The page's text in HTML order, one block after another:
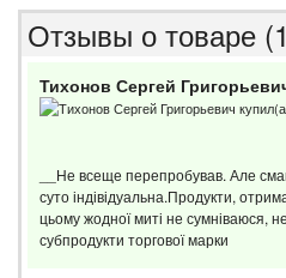
Отзывы о товаре
Тихонов Сергей
__Не всеще перепробував. Але
суто індівідуальна.Продукти,
цьому жодної миті не сумніваюся, не
субпродукти торгової марки